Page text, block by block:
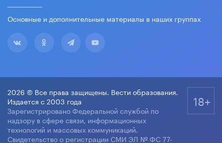
Основные и дополнительные материалы в наших группах
2026 © Все права защищены. Вести образования.
Издается с 2003 года
Зарегистрировано Федеральной службой по
надзору в сфере связи, информационных
технологий и массовых коммуникаций.
Свидетельство о регистрации СМИ ЭЛ № ФС 77-
18+